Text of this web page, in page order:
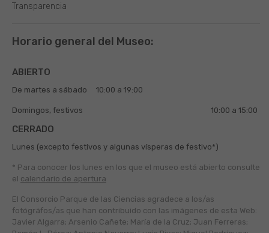
Transparencia
Horario general del Museo:
ABIERTO
De martes a sábado 10:00 a 19:00
Domingos, festivos 10:00 a 15:00
CERRADO
Lunes (excepto festivos y algunas vísperas de festivo*)
* Para conocer los lunes en los que el museo está abierto consulte
el calendario de apertura
El Consorcio Parque de las Ciencias agradece a los/as
fotógráfos/as que han contribuido con las imágenes de esta Web:
Javier Algarra; Arsenio Cañete; María de la Cruz; Juan Ferreras;